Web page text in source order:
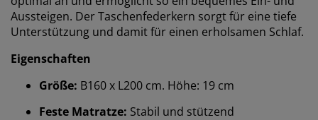
Aussteigen. Der Taschenfederkern sorgt für eine tiefe
Unterstützung und damit für einen erholsamen Schlaf.
Eigenschaften
Größe: B160 x L200 cm. Höhe: 19 cm
Feste Matratze: Stabil und stützend